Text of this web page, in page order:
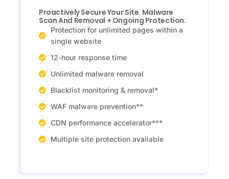
Proactively Secure Your Site. Malware
Scan And Removal + Ongoing Protection.
Protection for unlimited pages within a
single website
12-hour response time
Unlimited malware removal
Blacklist monitoring & removal*
WAF malware prevention**
CDN performance accelerator***
Multiple site protection available